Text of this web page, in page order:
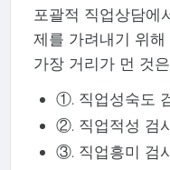
포괄적 직업상담에
제를 가려내기 위
가장 거리가 먼 것
①. 직업성숙도
②. 직업적성 검
③. 직업흥미 검